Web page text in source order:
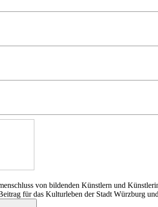
von bildenden Künstlern und
für das Kulturleben der Stadt Würzburg